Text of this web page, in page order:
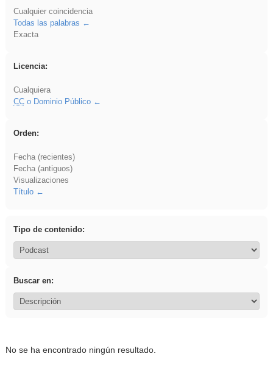
Cualquier coincidencia
Todas las palabras
Exacta
Licencia:
Cualquiera
CCo Dominio Público
Orden:
Fecha (recientes)
Fecha (antiguos)
Visualizaciones
Título
Tipo de contenido:
Buscar en:
No se ha encontrado ningún resultado.